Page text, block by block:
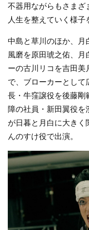
不器用ながらもさまざ
人生を整えていく様子
中島と草川のほか、
風磨を原田琥之佑、
ーの古川リコを吉田
で、ブローカーとし
長・牛窪譲役を後藤
障の社員・新田翼役
が日暮と月白に大き
んのすけ役で出演。